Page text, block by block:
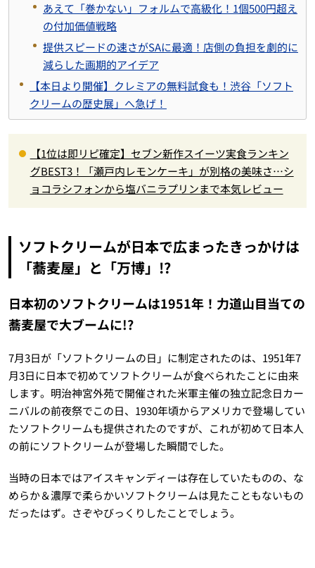
あえて「巻かない」フォルムで高級化！1個500円超え
の付加価値戦略
提供スピードの速さがSAに最適！店側の負担を劇的に
減らした画期的アイデア
【本日より開催】クレミアの無料試食も！渋谷「ソフト
クリームの歴史展」へ急げ！
【1位は即リピ確定】セブン新作スイーツ実食ランキン
グBEST3！「瀬戸内レモンケーキ」が別格の美味さ…シ
ョコラシフォンから塩バニラプリンまで本気レビュー
ソフトクリームが日本で広まったきっかけは
「蕎麦屋」と「万博」!?
日本初のソフトクリームは1951年！力道山目当ての
蕎麦屋で大ブームに!?
7月3日が「ソフトクリームの日」に制定されたのは、1951年7
月3日に日本で初めてソフトクリームが食べられたことに由来
します。明治神宮外苑で開催された米軍主催の独立記念日カー
ニバルの前夜祭でこの日、1930年頃からアメリカで登場してい
たソフトクリームも提供されたのですが、これが初めて日本人
の前にソフトクリームが登場した瞬間でした。
当時の日本ではアイスキャンディーは存在していたものの、な
めらか＆濃厚で柔らかいソフトクリームは見たこともないもの
だったはず。さぞやびっくりしたことでしょう。